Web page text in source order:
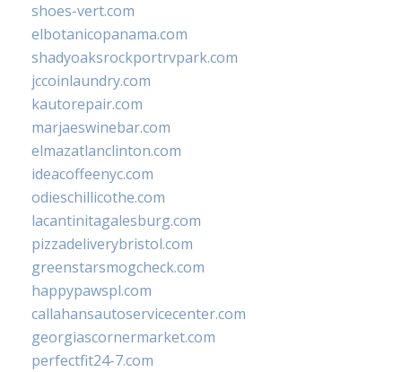
shoes-vert.com
elbotanicopanama.com
shadyoaksrockportrvpark.com
jccoinlaundry.com
kautorepair.com
marjaeswinebar.com
elmazatlanclinton.com
ideacoffeenyc.com
odieschillicothe.com
lacantinitagalesburg.com
pizzadeliverybristol.com
greenstarsmogcheck.com
happypawspl.com
callahansautoservicecenter.com
georgiascornermarket.com
perfectfit24-7.com